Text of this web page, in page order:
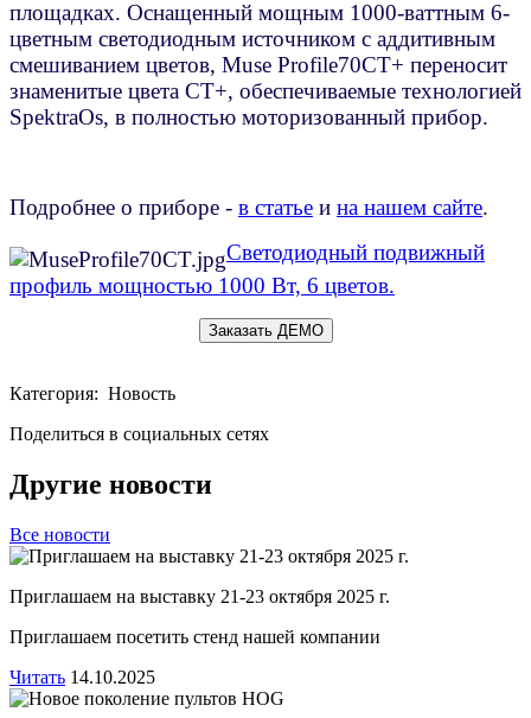
площадках. Оснащенный мощным 1000-ваттным 6-
цветным светодиодным источником с аддитивным
смешиванием цветов, Muse Profile70CT+ переносит
знаменитые цвета CT+, обеспечиваемые технологией
SpektraOs, в полностью моторизованный прибор.
Подробнее о приборе - в статье и на нашем сайте.
Светодиодный подвижный
профиль мощностью 1000 Вт, 6 цветов.
Заказать ДЕМО
Категория: Новость
Поделиться в социальных сетях
Другие новости
Все новости
Приглашаем на выставку 21-23 октября 2025 г.
Приглашаем посетить стенд нашей компании
Читать 14.10.2025